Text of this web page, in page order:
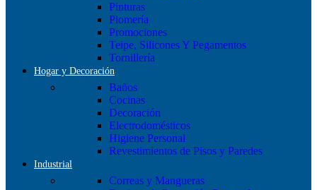
Pinturas
Plomería
Promociones
Teipe, Silicones Y Pegamentos
Tornillería
Hogar y Decoración
Baños
Cocinas
Decoración
Electrodomésticos
Higiene Personal
Revestimientos de Pisos y Paredes
Industrial
Correas y Mangueras